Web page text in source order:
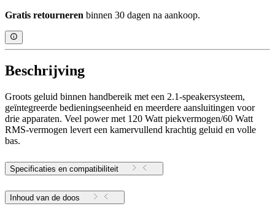
Gratis retourneren binnen 30 dagen na aankoop.
Beschrijving
Groots geluid binnen handbereik met een 2.1-speakersysteem,
geïntegreerde bedieningseenheid en meerdere aansluitingen voor
drie apparaten. Veel power met 120 Watt piekvermogen/60 Watt
RMS-vermogen levert een kamervullend krachtig geluid en volle
bas.
Specificaties en compatibiliteit
Inhoud van de doos